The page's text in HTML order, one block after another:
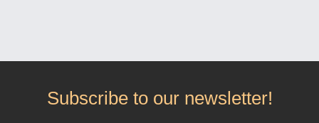
de 20 ans, dans le cadre du mémoire de maîtrise
représentations LGBTQ+ pionnières dans le
Subscribe to our newsletter!